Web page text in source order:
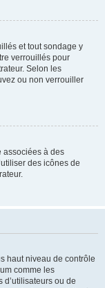
et tout sondage y
verrouillés pour
Selon les
ou non verrouiller
associées à des
des icônes de
haut niveau de contrôle
comme les
ou de